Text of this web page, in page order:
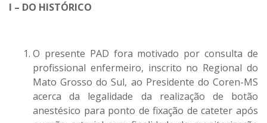
I – DO HISTÓRICO
O presente PAD fora motivado por consulta de
profissional enfermeiro, inscrito no Regional do
Mato Grosso do Sul, ao Presidente do Coren-MS
acerca da legalidade da realização de botão
anestésico para ponto de fixação de cateter após